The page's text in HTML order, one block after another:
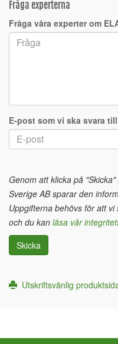
Fråga experterna
Fråga våra experter om
E-post som vi ska svara till
Genom att klicka på
Sverige AB sparar den
Uppgifterna behövs för att
och du kan läsa vår
Skicka
Utskriftsvänlig